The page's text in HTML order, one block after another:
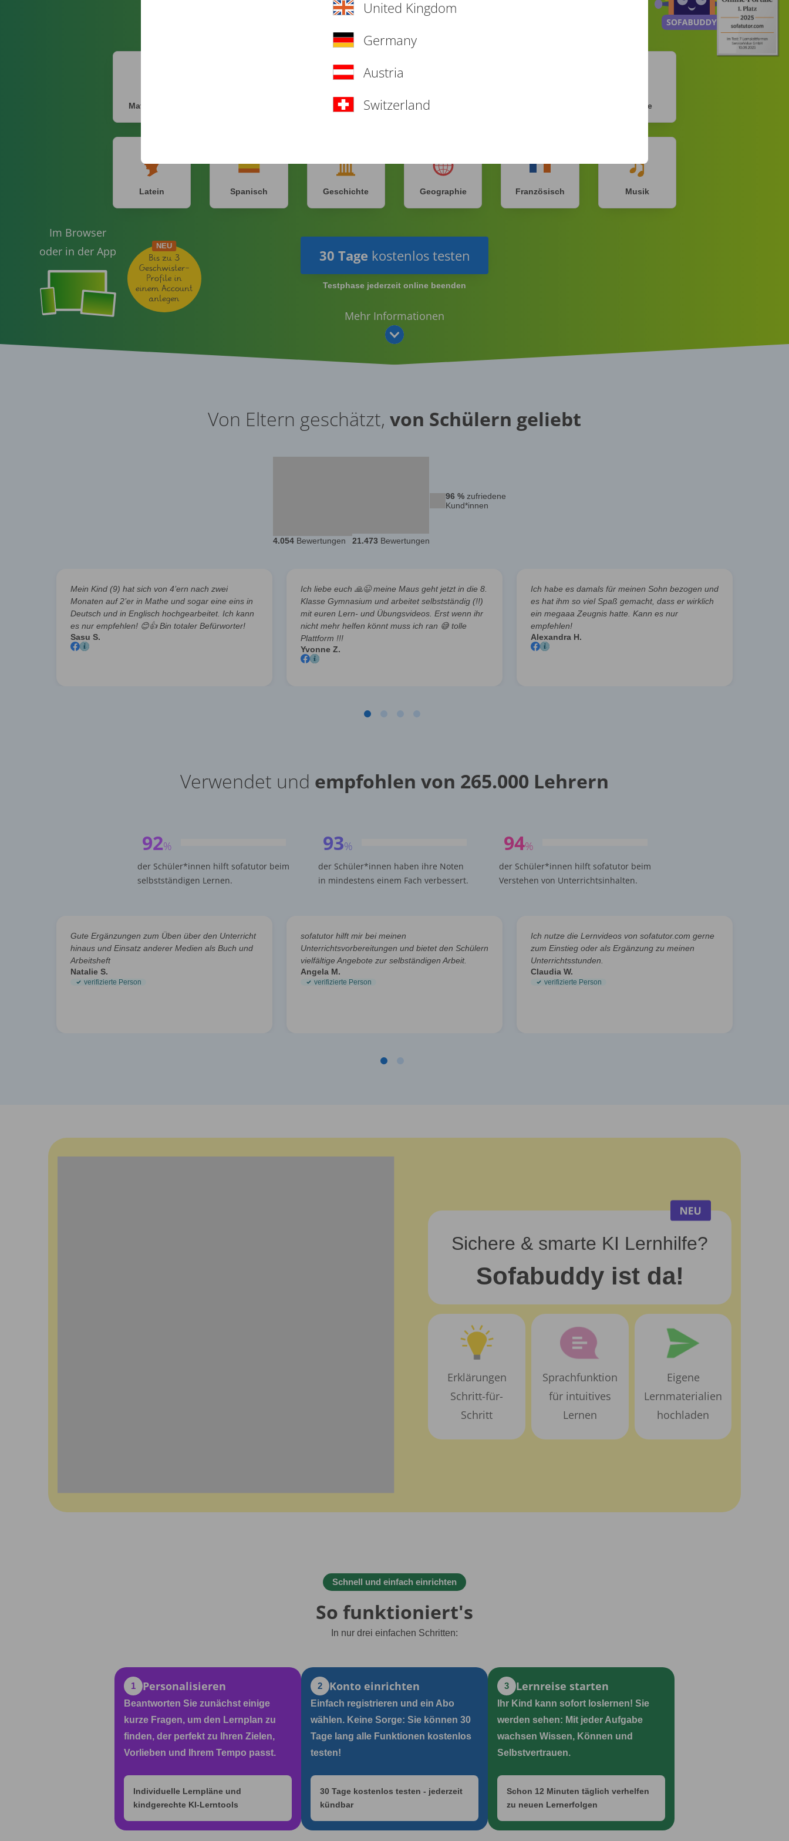
30 Tage kostenlos testen
Testphase jederzeit online beenden
Mathematik Englisch Biologie Chemie
Latein Spanisch Geschichte Geographie Französisch Musik
Mehr Informationen
Im Browser
oder in der App
Von Eltern geschätzt, von Schülern geliebt
4.054Bewertungen 21.473 Bewertungen
96 %zufriedene
Kund*innen
Mein Kind (9) hat sich von 4’ern nach zwei
Monaten auf 2’er in Mathe und sogar eine eins in
Deutsch und in Englisch hochgearbeitet. Ich kann
es nur empfehlen! 😊👍Bin totaler Befürworter!
Sasu S.
Ich liebe euch 🙏😉meine Maus geht jetzt in die 8.
Klasse Gymnasium und arbeitet selbstständig (!!)
mit euren Lern- und Übungsvideos. Erst wenn ihr
nicht mehr helfen könnt muss ich ran 😅 tolle
Plattform !!!
Yvonne Z.
Ich habe es damals für meinen Sohn bezogen und
es hat ihm so viel Spaß gemacht, dass er wirklich
ein megaaa Zeugnis hatte. Kann es nur
empfehlen!
Alexandra H.
Verwendet und empfohlen von 265.000 Lehrern
92%
der Schüler*innen hilft sofatutor beim
selbstständigen Lernen.
93%
der Schüler*innen haben ihre Noten
in mindestens einem Fach verbessert.
94%
der Schüler*innen hilft sofatutor beim
Verstehen von Unterrichtsinhalten.
Gute Ergänzungen zum Üben über den Unterricht
hinaus und Einsatz anderer Medien als Buch und
Arbeitsheft
Natalie S.
verifizierte Person
sofatutor hilft mir bei meinen
Unterrichtsvorbereitungen und bietet den Schülern
vielfältige Angebote zur selbständigen Arbeit.
Angela M.
verifizierte Person
Ich nutze die Lernvideos von sofatutor.com gerne
zum Einstieg oder als Ergänzung zu meinen
Unterrichtsstunden.
Claudia W.
verifizierte Person
Sichere & smarte KI Lernhilfe?
Sofabuddy ist da!
Erklärungen
Schritt-für-
Schritt
Sprachfunktion
für intuitives
Lernen
Eigene
Lernmaterialien
hochladen
Schnell und einfach einrichten
So funktioniert's
In nur drei einfachen Schritten:
1 Personalisieren
Beantworten Sie zunächst einige
kurze Fragen, um den Lernplan zu
finden, der perfekt zu Ihren Zielen,
Vorlieben und Ihrem Tempo passt.
Individuelle Lernpläne und
kindgerechte KI-Lerntools
2 Konto einrichten
Einfach registrieren und ein Abo
wählen. Keine Sorge: Sie können 30
Tage lang alle Funktionen kostenlos
testen!
30 Tage kostenlos testen - jederzeit
kündbar
3 Lernreise starten
Ihr Kind kann sofort loslernen! Sie
werden sehen: Mit jeder Aufgabe
wachsen Wissen, Können und
Selbstvertrauen.
Schon 12 Minuten täglich verhelfen
zu neuen Lernerfolgen
United Kingdom
Germany
Austria
Switzerland